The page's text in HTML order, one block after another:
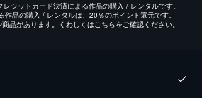
ジットカード決済による作品の購入 / レンタルです。
品の購入 / レンタルは、20％のポイント還元です。
品があります。くわしくはこちらをご確認ください。